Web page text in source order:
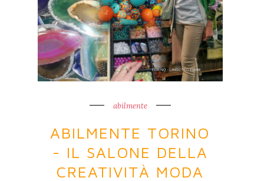
abilmente
ABILMENTE TORINO
- IL SALONE DELLA
CREATIVITÀ MODA